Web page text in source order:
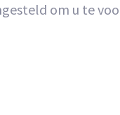
om u te